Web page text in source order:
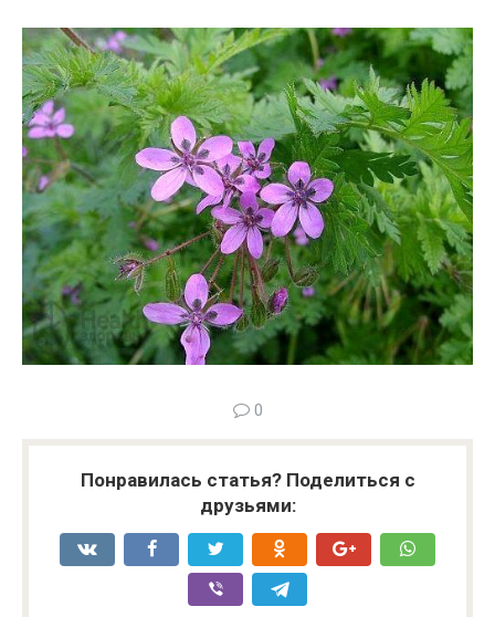
0
Понравилась статья? Поделиться с
друзьями: